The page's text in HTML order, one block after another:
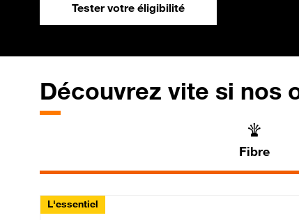
Tester votre éligibilité
Découvrez vite si nos
Fibre
L'essentiel